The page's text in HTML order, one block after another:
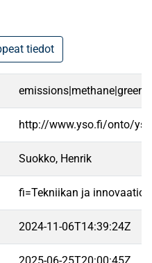
tiedot
http://www.yso.fi/onto/
Suokko, Henrik
fi=Tekniikan ja
2024-11-06T14:39:24Z